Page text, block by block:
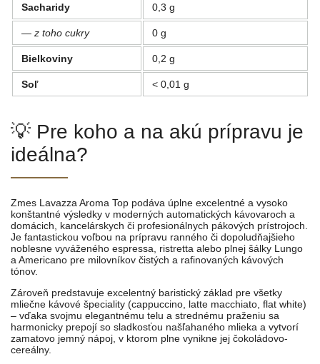
Sacharidy 0,3 g
— z toho cukry 0 g
Bielkoviny 0,2 g
Soľ < 0,01 g
💡 Pre koho a na akú prípravu je
ideálna?
Zmes Lavazza Aroma Top podáva úplne excelentné a vysoko
konštantné výsledky v moderných automatických kávovaroch a
domácich, kancelárskych či profesionálnych pákových prístrojoch.
Je fantastickou voľbou na prípravu ranného či dopoludňajšieho
noblesne vyváženého espressa, ristretta alebo plnej šálky Lungo
a Americano pre milovníkov čistých a rafinovaných kávových
tónov.
Zároveň predstavuje excelentný baristický základ pre všetky
mliečne kávové špeciality (cappuccino, latte macchiato, flat white)
– vďaka svojmu elegantnému telu a strednému praženiu sa
harmonicky prepojí so sladkosťou našľahaného mlieka a vytvorí
zamatovo jemný nápoj, v ktorom plne vynikne jej čokoládovo-
cereálny.